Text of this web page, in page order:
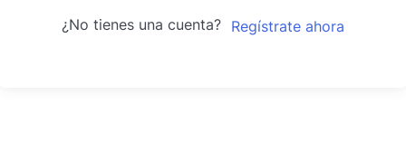
¿No tienes una cuenta? Regístrate ahora